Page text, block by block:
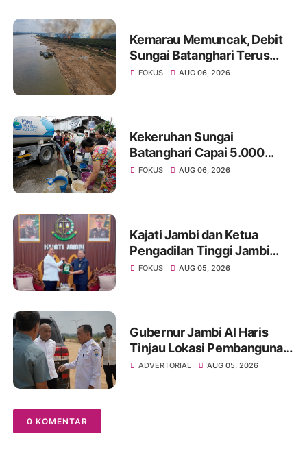
Kemarau Memuncak, Debit
Sungai Batanghari Terus
Menyusut, Jambi Hadapi
FOKUS AUG 06, 2026
Kekeruhan Sungai
Batanghari Capai 5.000
NTU, Distribusi Air PDAM
FOKUS AUG 06, 2026
Kajati Jambi dan Ketua
Pengadilan Tinggi Jambi
Berkomitmen Perkuat
FOKUS AUG 05, 2026
Gubernur Jambi Al Haris
Tinjau Lokasi Pembangunan
Sekolah Rakyat dan Lokasi
ADVERTORIAL AUG 05, 2026
0 KOMENTAR